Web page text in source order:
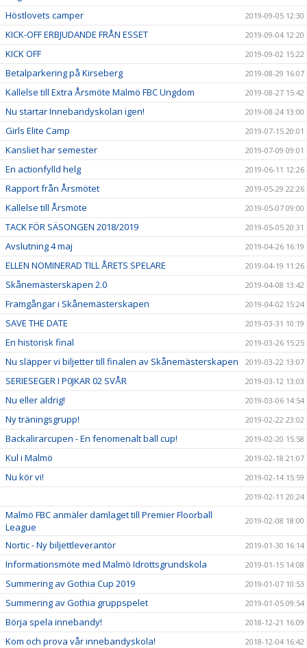
Höstlovets camper 2019-09-05 12:30
KICK-OFF ERBJUDANDE FRÅN ESSET 2019-09-04 12:20
KICK OFF 2019-09-02 15:22
Betalparkering på Kirseberg 2019-08-29 16:07
Kallelse till Extra Årsmöte Malmö FBC Ungdom 2019-08-27 15:42
Nu startar Innebandyskolan igen! 2019-08-24 13:00
Girls Elite Camp 2019-07-15 20:01
Kansliet har semester 2019-07-09 09:01
En actionfylld helg 2019-06-11 12:26
Rapport från Årsmötet 2019-05-29 22:26
Kallelse till Årsmöte 2019-05-07 09:00
TACK FÖR SÄSONGEN 2018/2019 2019-05-05 20:31
Avslutning 4 maj 2019-04-26 16:19
ELLEN NOMINERAD TILL ÅRETS SPELARE 2019-04-19 11:26
Skånemästerskapen 2.0 2019-04-08 13:42
Framgångar i Skånemästerskapen 2019-04-02 15:24
SAVE THE DATE 2019-03-31 10:19
En historisk final 2019-03-26 15:25
Nu släpper vi biljetter till finalen av Skånemästerskapen 2019-03-22 13:07
SERIESEGER I P0JKAR 02 SVÅR 2019-03-12 13:03
Nu eller aldrig! 2019-03-06 14:54
Ny träningsgrupp! 2019-02-22 23:02
Backalirarcupen - En fenomenalt ball cup! 2019-02-20 15:58
Kul i Malmö 2019-02-18 21:07
Nu kör vi!
2019-02-14 15:59
2019-02-11 20:24
Malmö FBC anmäler damlaget till Premier Floorball
League
2019-02-08 18:00
Nortic - Ny biljettleverantör 2019-01-30 16:14
Informationsmöte med Malmö Idrottsgrundskola 2019-01-15 14:08
Summering av Gothia Cup 2019 2019-01-07 10:53
Summering av Gothia gruppspelet 2019-01-05 09:54
Börja spela innebandy! 2018-12-21 16:09
Kom och prova vår innebandyskola! 2018-12-04 16:42